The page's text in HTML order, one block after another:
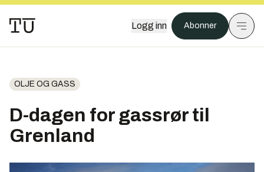
Logg inn Abonner
OLJE OG GASS
D-dagen for gassrør til
Grenland